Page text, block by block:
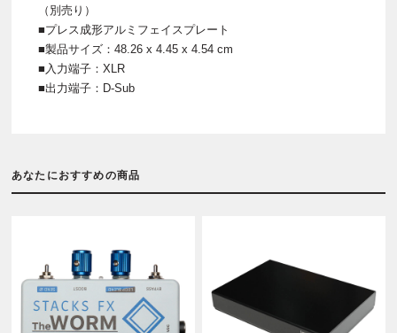
（別売り）
■プレス成形アルミフェイスプレート
■製品サイズ：48.26 x 4.45 x 4.54 cm
■入力端子：XLR
■出力端子：D-Sub
あなたにおすすめの商品